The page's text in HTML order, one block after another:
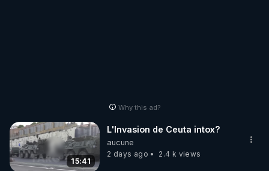
Why this ad?
15:41
L'Invasion de Ceuta intox?
aucune
2 days ago
2.4 k views